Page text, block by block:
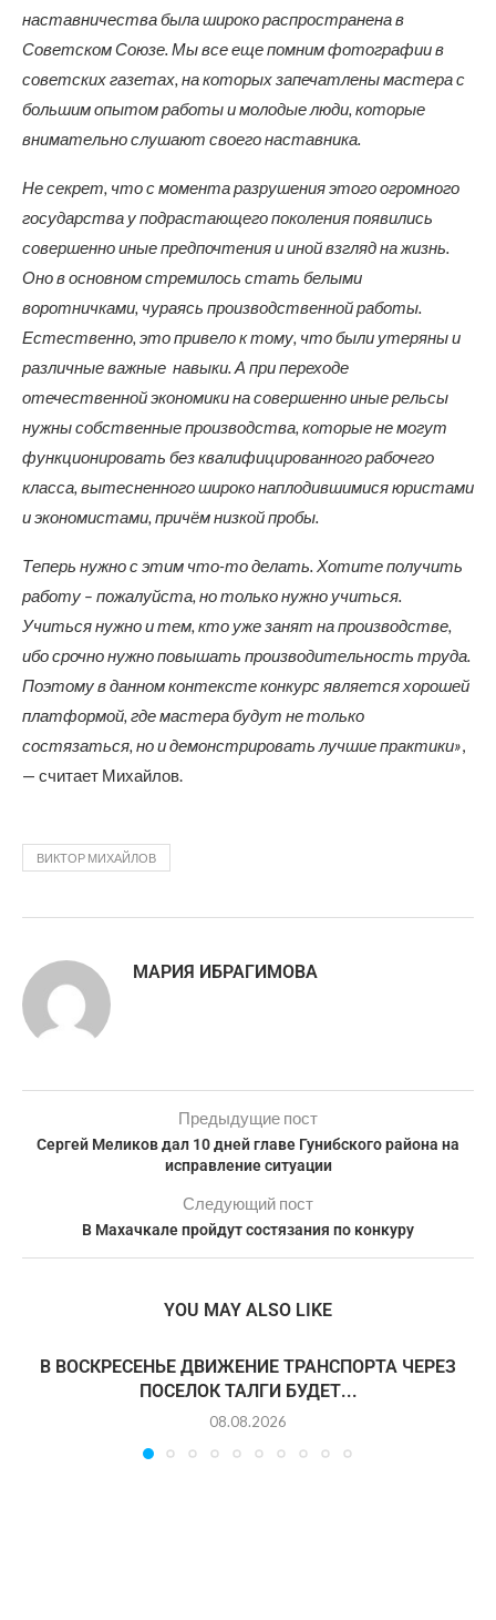
наставничества была широко распространена в
Советском Союзе. Мы все еще помним фотографии в
советских газетах, на которых запечатлены мастера с
большим опытом работы и молодые люди, которые
внимательно слушают своего наставника.
Не секрет, что с момента разрушения этого огромного
государства у подрастающего поколения появились
совершенно иные предпочтения и иной взгляд на жизнь.
Оно в основном стремилось стать белыми
воротничками, чураясь производственной работы.
Естественно, это привело к тому, что были утеряны и
различные важные навыки. А при переходе
отечественной экономики на совершенно иные рельсы
нужны собственные производства, которые не могут
функционировать без квалифицированного рабочего
класса, вытесненного широко наплодившимися юристами
и экономистами, причём низкой пробы.
Теперь нужно с этим что-то делать. Хотите получить
работу – пожалуйста, но только нужно учиться.
Учиться нужно и тем, кто уже занят на производстве,
ибо срочно нужно повышать производительность труда.
Поэтому в данном контексте конкурс является хорошей
платформой, где мастера будут не только
состязаться, но и демонстрировать лучшие практики»,
— считает Михайлов.
ВИКТОР МИХАЙЛОВ
МАРИЯ ИБРАГИМОВА
Предыдущие пост
Сергей Меликов дал 10 дней главе Гунибского района на
исправление ситуации
Следующий пост
В Махачкале пройдут состязания по конкуру
YOU MAY ALSO LIKE
В ВОСКРЕСЕНЬЕ ДВИЖЕНИЕ ТРАНСПОРТА ЧЕРЕЗ
ПОСЕЛОК ТАЛГИ БУДЕТ...
08.08.2026